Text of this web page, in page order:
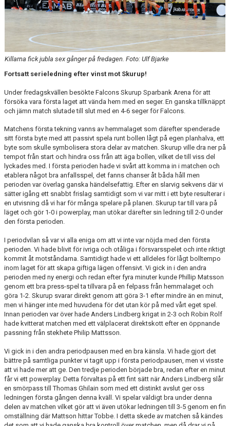
Killarna fick jubla sex gånger på fredagen. Foto: Ulf Bjarke
Fortsatt serieledning efter vinst mot Skurup!
Under fredagskvällen besökte Falcons Skurup Sparbank Arena för att
försöka vara första laget att vända hem med en seger. En ganska tillknäppt
och jämn match slutade till slut med en 4-6 seger för Falcons.
Matchens första tekning vanns av hemmalaget som därefter spenderade
sitt första byte med att passivt spela runt bollen lågt på egen planhalva, ett
byte som skulle symbolisera stora delar av matchen. Skurup ville dra ner på
tempot från start och hindra oss från att äga bollen, vilket de till viss del
lyckades med. I första perioden hade vi svårt att komma in i matchen och
etablera något bra anfallsspel, det fanns chanser åt båda håll men
perioden var överlag ganska händelsefattig. Efter en slarvig sekvens där vi
sätter igång ett snabbt frislag samtidigt som vi var mitt i ett byte resulterar i
en utvisning då vi har för många spelare på planen. Skurup tar till vara på
läget och gör 1-0 i powerplay, man utökar därefter sin ledning till 2-0 under
den första perioden.
I periodvilan så var vi alla eniga om att vi inte var nöjda med den första
perioden. Vi hade blivit för ivriga och otåliga i försvarsspelet och inte riktigt
kommit åt motståndarna. Samtidigt hade vi ett alldeles för lågt bolltempo
inom laget för att skapa giftiga lägen offensivt. Vi gick in i den andra
perioden med ny energi och redan efter fyra minuter kunde Phillip Matsson
genom ett bra press-spel ta tillvara på en felpass från hemmalaget och
göra 1-2. Skurup svarar direkt genom att göra 3-1 efter mindre än en minut,
men vi hänger inte med huvudena för det utan kör på med vårt eget spel.
Innan perioden var över hade Anders Lindberg krigat in 2-3 och Robin Rolf
hade kvitterat matchen med ett välplacerat direktskott efter en öppnande
passning från stekhete Philip Mattsson.
Vi gick in i den andra periodpausen med en bra känsla. Vi hade gjort det
bättre på samtliga punkter vi tagit upp i första periodpausen, men vi visste
att vi hade mer att ge. Den tredje perioden började bra, redan efter en minut
får vi ett powerplay. Detta förvaltas på ett fint sätt när Anders Lindberg slår
en smörpass till Thomas Ghilain som med ett distinkt avslut ger oss
ledningen första gången denna kväll. Vi spelar väldigt bra under denna
delen av matchen vilket gör att vi även utökar ledningen till 3-5 genom en fin
omställning där Mattson hittar Tobbe. I detta skede av matchen så kändes